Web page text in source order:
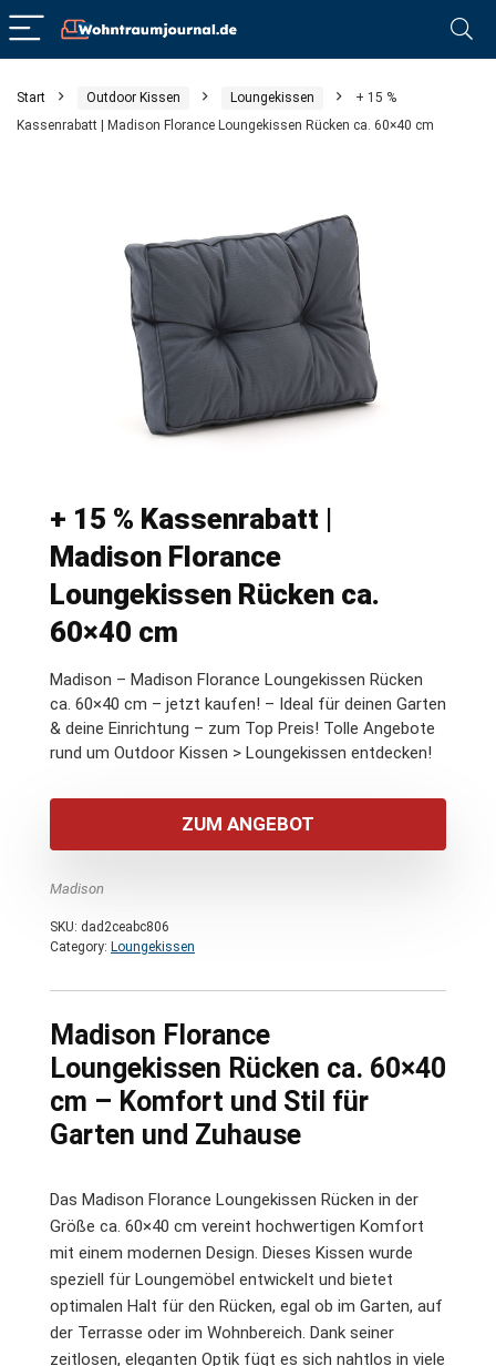
Start Outdoor Kissen Loungekissen
+ 15 %
Kassenrabatt | Madison Florance Loungekissen Rücken ca. 60×40 cm
+ 15 % Kassenrabatt |
Madison Florance
Loungekissen Rücken ca.
60×40 cm
Madison – Madison Florance Loungekissen Rücken
ca. 60×40 cm – jetzt kaufen! – Ideal für deinen Garten
& deine Einrichtung – zum Top Preis! Tolle Angebote
rund um Outdoor Kissen > Loungekissen entdecken!
ZUM ANGEBOT
Madison
SKU: dad2ceabc806
Category: Loungekissen
Madison Florance
Loungekissen Rücken ca. 60×40
cm – Komfort und Stil für
Garten und Zuhause
Das Madison Florance Loungekissen Rücken in der
Größe ca. 60×40 cm vereint hochwertigen Komfort
mit einem modernen Design. Dieses Kissen wurde
speziell für Loungemöbel entwickelt und bietet
optimalen Halt für den Rücken, egal ob im Garten, auf
der Terrasse oder im Wohnbereich. Dank seiner
zeitlosen, eleganten Optik fügt es sich nahtlos in viele